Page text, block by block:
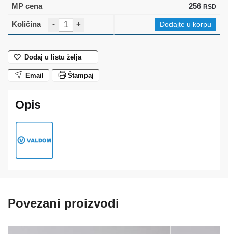
256 RSD
- + Dodajte u korpu
Dodaj u listu želja
Email Štampaj
Povezani proizvodi